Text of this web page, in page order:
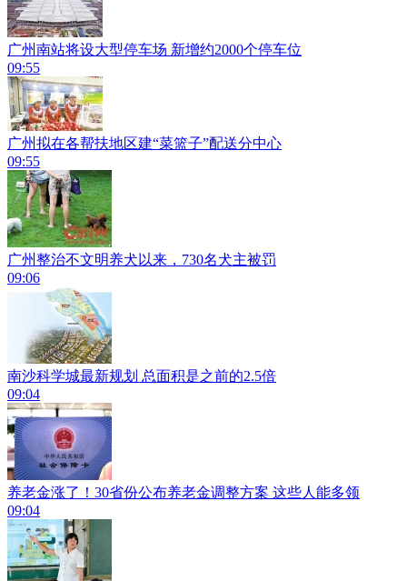
广州南站将设大型停车场 新增约2000个停车位
09:55
广州拟在各帮扶地区建“菜篮子”配送分中心
09:55
广州整治不文明养犬以来，730名犬主被罚
09:06
南沙科学城最新规划 总面积是之前的2.5倍
09:04
养老金涨了！30省份公布养老金调整方案 这些人能多领
09:04